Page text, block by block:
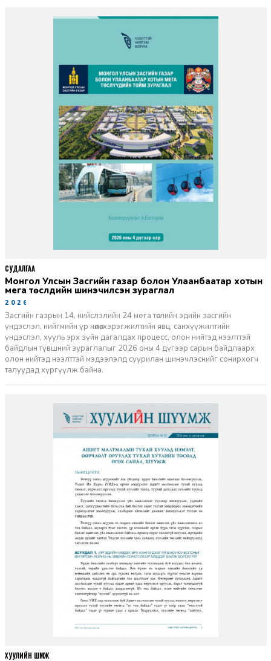
Монгол Улсын Засгийн газар болон Улаанбаатар хотын
мега төслүүдийн шинэчилсэн зураглал
2026-06-29
Засгийн газрын 14, нийслэлийн 24 мега төслийн эдийн засгийн
үндэслэл, нийгмийн үр нөлөө, хэрэгжилтийн явц, санхүүжилтийн
үндэслэл, хууль эрх зүйн дагалдах процесс, олон нийтэд нээлттэй
байдлын түвшний зураглалыг 2026 оны 4 дүгээр сарын байдлаарх
олон нийтэд нээлттэй мэдээлэлд суурилан шинэчлэснийг сонирхогч
талуудад хүргүүлж байна.
СУДАЛГАА
ХУУЛИЙН ШҮҮМЖ